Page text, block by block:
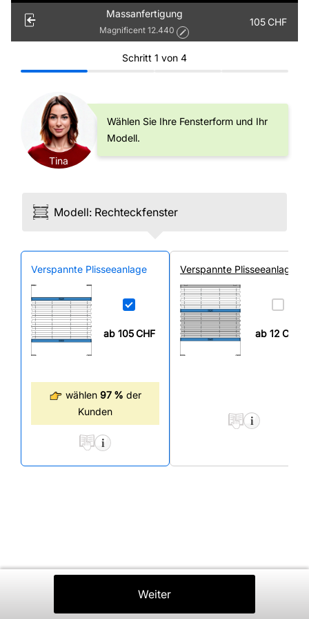
Massanfertigung
Magnificent 12.440
105CHF
Schritt 1 von 4
Tina
Wählen Sie Ihre Fensterform und Ihr
Modell.
Modell: Rechteck­fenster
Ver­spannte Plissee­anlage
ab 105CHF
wählen 97 % der
Kunden
Ver­spannte Plissee­anlage
ab 12 CHF
Weiter